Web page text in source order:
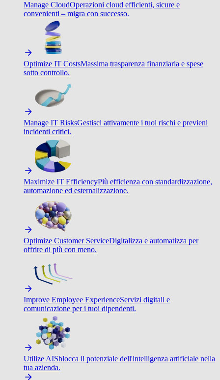
Manage CloudOperazioni cloud efficienti, sicure e
convenienti – migra con successo.
Optimize IT CostsMassima trasparenza finanziaria e spese
sotto controllo.
Manage IT RisksGestisci attivamente i tuoi rischi e previeni
incidenti critici.
Maximize IT EfficiencyPiù efficienza con standardizzazione,
automazione ed esternalizzazione.
Optimize Customer ServiceDigitalizza e automatizza per
offrire di più con meno.
Improve Employee ExperienceServizi digitali e
comunicazione per i tuoi dipendenti.
Utilize AISblocca il potenziale dell'intelligenza artificiale nella
tua azienda.